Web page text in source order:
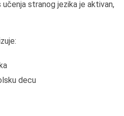
stranog jezika je aktivan,
decu